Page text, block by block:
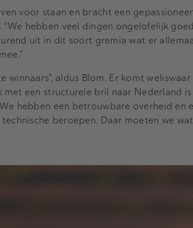
voor staan en bracht een
hebben veel dingen ongelofelijk
uit in dit soort gremia wat er
aldus Blom. Er komt
met een structurele bril naar Nederland
hebben een betrouwbare overheid en
beroepen. Daar moeten we